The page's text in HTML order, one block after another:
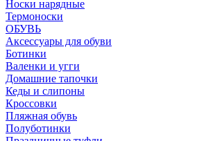
Носки нарядные
Термоноски
ОБУВЬ
Аксессуары для обуви
Ботинки
Валенки и угги
Домашние тапочки
Кеды и слипоны
Кроссовки
Пляжная обувь
Полуботинки